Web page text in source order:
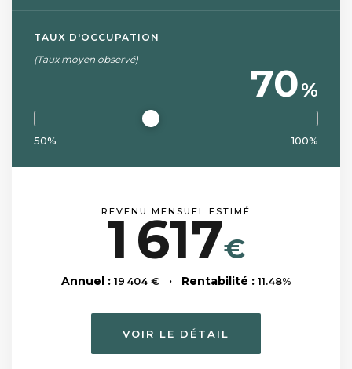
TAUX D'OCCUPATION
(Taux moyen observé)
70%
50% 100%
REVENU MENSUEL ESTIMÉ
1 617€
Annuel : 19 404€· Rentabilité : 11.48%
VOIR LE DÉTAIL